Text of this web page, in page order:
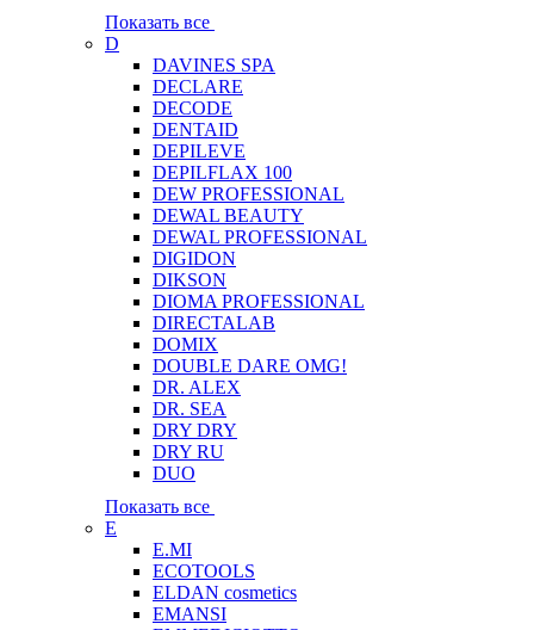
Показать все
D
DAVINES SPA
DECLARE
DECODE
DENTAID
DEPILEVE
DEPILFLAX 100
DEW PROFESSIONAL
DEWAL BEAUTY
DEWAL PROFESSIONAL
DIGIDON
DIKSON
DIOMA PROFESSIONAL
DIRECTALAB
DOMIX
DOUBLE DARE OMG!
DR. ALEX
DR. SEA
DRY DRY
DRY RU
DUO
Показать все
E
E.MI
ECOTOOLS
ELDAN cosmetics
EMANSI